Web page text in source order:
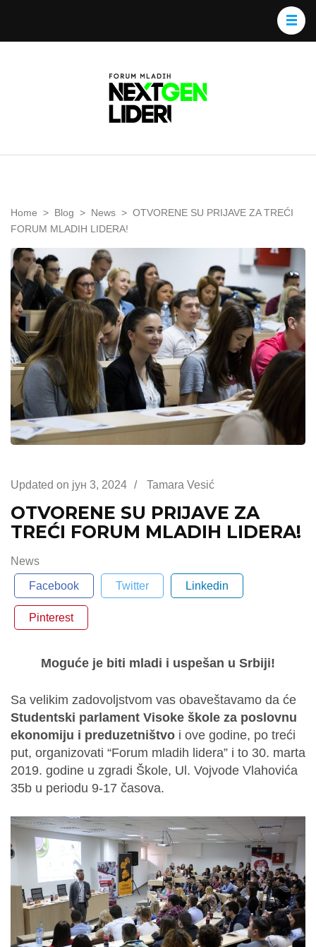
Home > Blog > News > OTVORENE SU PRIJAVE ZA TREĆI
FORUM MLADIH LIDERA!
Updated on јун 3, 2024 / Tamara Vesić
OTVORENE SU PRIJAVE ZA
TREĆI FORUM MLADIH LIDERA!
News
Facebook
Twitter Linkedin
Pinterest
Moguće je biti mladi i uspešan u Srbiji!
Sa velikim zadovoljstvom vas obaveštavamo da će
Studentski parlament Visoke škole za poslovnu
ekonomiju i preduzetništvo i ove godine, po treći
put, organizovati “Forum mladih lidera” i to 30. marta
2019. godine u zgradi Škole, Ul. Vojvode Vlahovića
35b u periodu 9-17 časova.